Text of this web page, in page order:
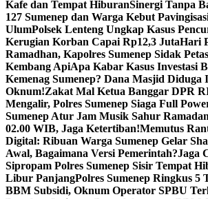
Kafe dan Tempat HiburanSinergi Tanpa
127 Sumenep dan Warga Kebut
UlumPolsek Lenteng Ungkap Kasus
Kerugian Korban Capai Rp12,3 JutaHari
Ramadhan, Kapolres Sumenep Sidak
Kembang ApiApa Kabar Kasus Investasi
Kemenag Sumenep? Dana Masjid Diduga
Oknum!Zakat Mal Ketua Banggar DPR
Mengalir, Polres Sumenep Siaga Full
Sumenep Atur Jam Musik Sahur
02.00 WIB, Jaga Ketertiban!Memutus
Digital: Ribuan Warga Sumenep Gelar
Awal, Bagaimana Versi Pemerintah?Jaga
Sipropam Polres Sumenep Sisir Tempat
Libur PanjangPolres Sumenep Ringkus 5
BBM Subsidi, Oknum Operator SPBU